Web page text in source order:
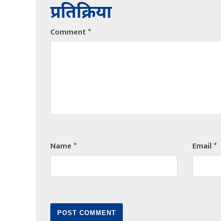
प्रतिक्रिया
Comment*
Name* Email*